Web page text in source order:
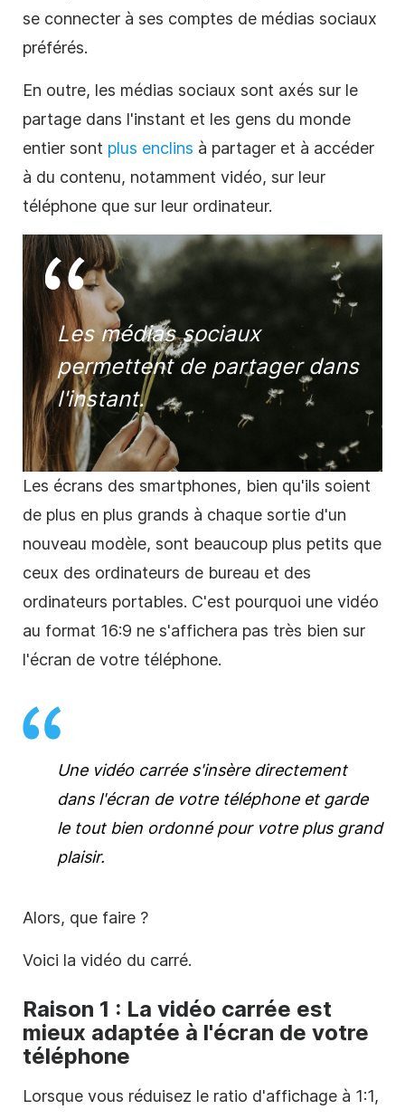
se connecter à ses comptes de médias sociaux
préférés.
En outre, les médias sociaux sont axés sur le
partage dans l'instant et les gens du monde
entier sont plus enclins à partager et à accéder
à du contenu, notamment vidéo, sur leur
téléphone que sur leur ordinateur.
Les médias sociaux
permettent de partager dans
l'instant.
Les écrans des smartphones, bien qu'ils soient
de plus en plus grands à chaque sortie d'un
nouveau modèle, sont beaucoup plus petits que
ceux des ordinateurs de bureau et des
ordinateurs portables. C'est pourquoi une vidéo
au format 16:9 ne s'affichera pas très bien sur
l'écran de votre téléphone.
Une vidéo carrées'insère directement
dans l'écran de votre téléphone et garde
le tout bien ordonné pour votre plus grand
plaisir.
Alors, que faire ?
Voici la vidéo du carré.
Raison 1 : La vidéo carrée est
mieux adaptée à l'écran de votre
téléphone
Lorsque vous réduisez le ratio d'affichage à 1:1,